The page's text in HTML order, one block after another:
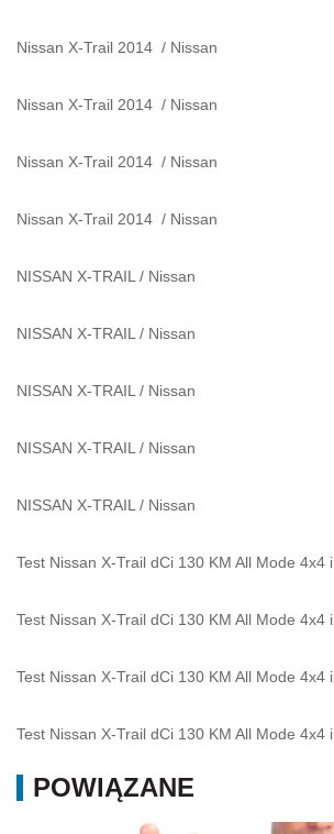
Nissan X-Trail 2014 / Nissan
Nissan X-Trail 2014 / Nissan
Nissan X-Trail 2014 / Nissan
Nissan X-Trail 2014 / Nissan
NISSAN X-TRAIL / Nissan
NISSAN X-TRAIL / Nissan
NISSAN X-TRAIL / Nissan
NISSAN X-TRAIL / Nissan
NISSAN X-TRAIL / Nissan
Test Nissan X-Trail dCi 130 KM All Mode 4x4 i
Test Nissan X-Trail dCi 130 KM All Mode 4x4 i
Test Nissan X-Trail dCi 130 KM All Mode 4x4 i
Test Nissan X-Trail dCi 130 KM All Mode 4x4 i
POWIĄZANE